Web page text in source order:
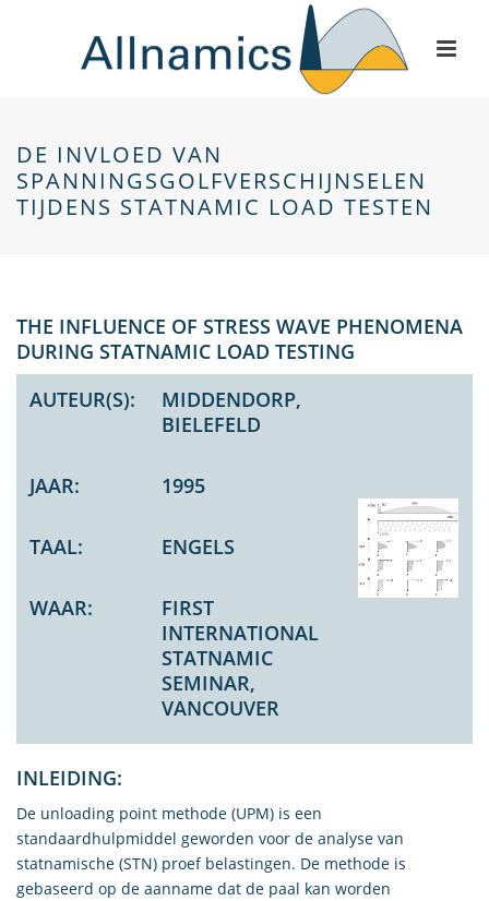
DE INVLOED VAN
SPANNINGSGOLFVERSCHIJNSELEN
TIJDENS STATNAMIC LOAD TESTEN
THE INFLUENCE OF STRESS WAVE PHENOMENA
DURING STATNAMIC LOAD TESTING
AUTEUR(S):
MIDDENDORP,
BIELEFELD
JAAR: 1995
TAAL: ENGELS
WAAR:
FIRST
INTERNATIONAL
STATNAMIC
SEMINAR,
VANCOUVER
INLEIDING:
De unloading point methode (UPM) is een
standaardhulpmiddel geworden voor de analyse van
statnamische (STN) proef belastingen. De methode is
gebaseerd op de aanname dat de paal kan worden